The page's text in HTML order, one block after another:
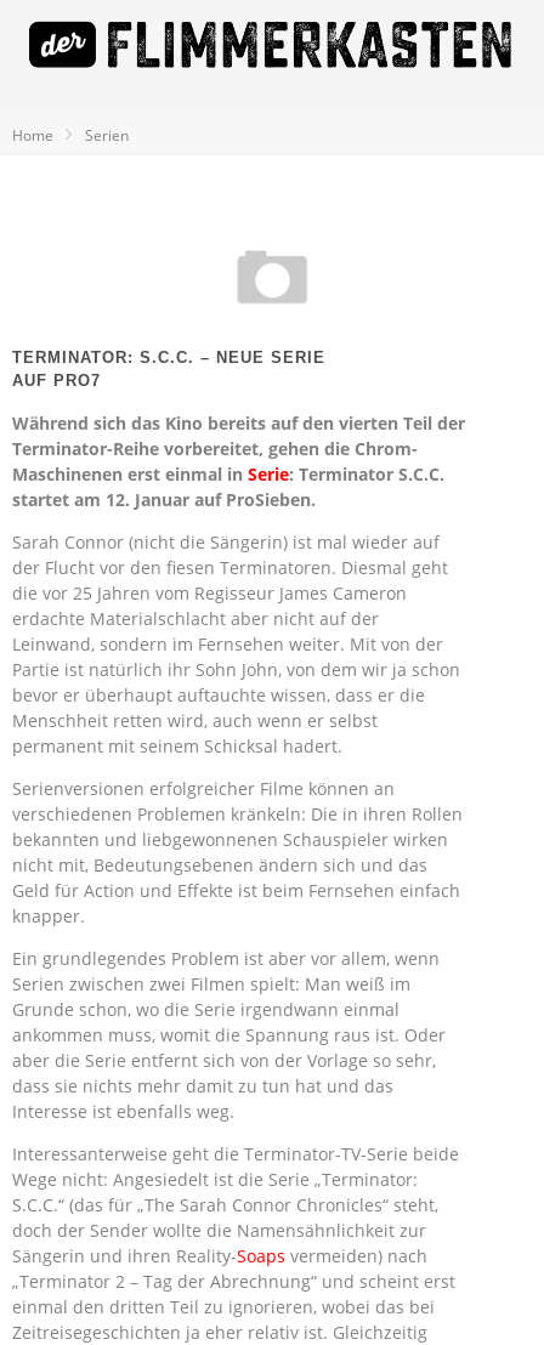
Home Serien
TERMINATOR: S.C.C. – NEUE SERIE
AUF PRO7
Während sich das Kino bereits auf den vierten Teil der
Terminator-Reihe vorbereitet, gehen die Chrom-
Maschinenen erst einmal in Serie: Terminator S.C.C.
startet am 12. Januar auf ProSieben.
Sarah Connor (nicht die Sängerin) ist mal wieder auf
der Flucht vor den fiesen Terminatoren. Diesmal geht
die vor 25 Jahren vom Regisseur James Cameron
erdachte Materialschlacht aber nicht auf der
Leinwand, sondern im Fernsehen weiter. Mit von der
Partie ist natürlich ihr Sohn John, von dem wir ja schon
bevor er überhaupt auftauchte wissen, dass er die
Menschheit retten wird, auch wenn er selbst
permanent mit seinem Schicksal hadert.
Serienversionen erfolgreicher Filme können an
verschiedenen Problemen kränkeln: Die in ihren Rollen
bekannten und liebgewonnenen Schauspieler wirken
nicht mit, Bedeutungsebenen ändern sich und das
Geld für Action und Effekte ist beim Fernsehen einfach
knapper.
Ein grundlegendes Problem ist aber vor allem, wenn
Serien zwischen zwei Filmen spielt: Man weiß im
Grunde schon, wo die Serie irgendwann einmal
ankommen muss, womit die Spannung raus ist. Oder
aber die Serie entfernt sich von der Vorlage so sehr,
dass sie nichts mehr damit zu tun hat und das
Interesse ist ebenfalls weg.
Interessanterweise geht die Terminator-TV-Serie beide
Wege nicht: Angesiedelt ist die Serie „Terminator:
S.C.C.“ (das für „The Sarah Connor Chronicles“ steht,
doch der Sender wollte die Namensähnlichkeit zur
Sängerin und ihren Reality-Soaps vermeiden) nach
„Terminator 2 – Tag der Abrechnung“ und scheint erst
einmal den dritten Teil zu ignorieren, wobei das bei
Zeitreisegeschichten ja eher relativ ist. Gleichzeitig